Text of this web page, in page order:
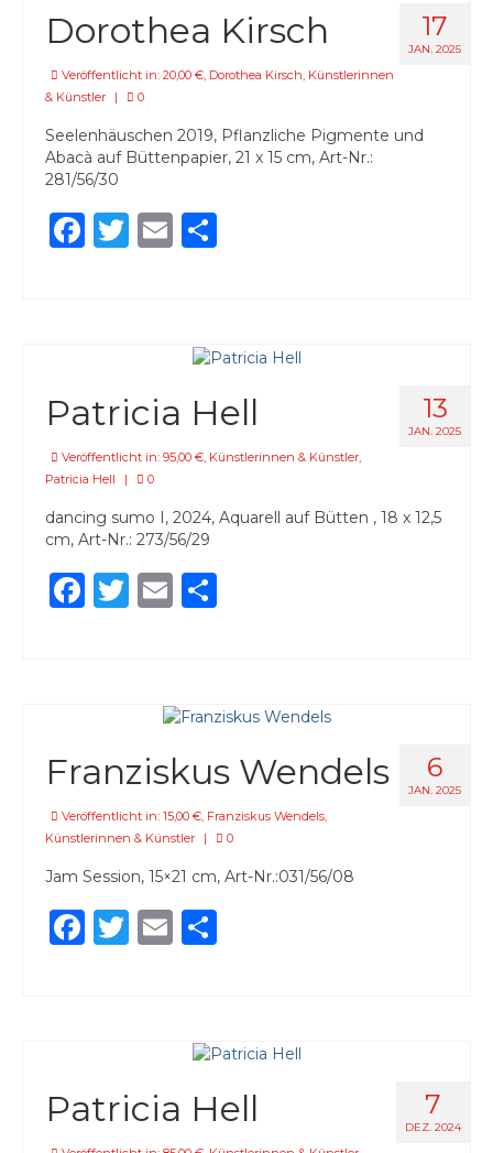
17
JAN. 2025
Dorothea Kirsch
Veröffentlicht in: 20,00 €, Dorothea Kirsch, Künstlerinnen
& Künstler
| 0
Seelenhäuschen 2019, Pflanzliche Pigmente und
Abacà auf Büttenpapier, 21 x 15 cm, Art-Nr.:
281/56/30
Facebook
Twitter
Email
13
JAN. 2025
Patricia Hell
Veröffentlicht in: 95,00 € Künstlerinnen & Künstler
Patricia Hell
| 0
dancing sumo I, 2024, Aquarell auf Bütten , 18 x 12,5
cm, Art-Nr.: 273/56/29
Facebook
Twitter
Email
6
JAN. 2025
Franziskus Wendels
Veröffentlicht in: 15,00 €, Franziskus Wendels,
Künstlerinnen & Künstler
| 0
Jam Session, 15×21 cm, Art-Nr.:031/56/08
Facebook
Twitter
Email
7
DEZ. 2024
Patricia Hell